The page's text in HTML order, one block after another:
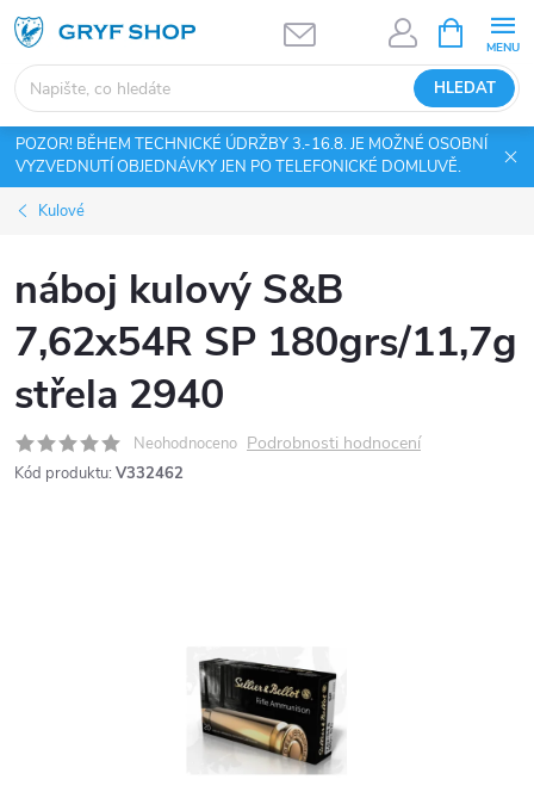
Přejít
na
obsah
HLEDAT
NÁKUPNÍ
KOŠÍK
POZOR! BĚHEM TECHNICKÉ ÚDRŽBY 3.-16.8. JE MOŽNÉ OSOBNÍ
VYZVEDNUTÍ OBJEDNÁVKY JEN PO TELEFONICKÉ DOMLUVĚ.
Kulové
náboj kulový S&B
7,62x54R SP 180grs/11,7g
střela 2940
Neohodnoceno Podrobnosti hodnocení
Kód produktu: V332462